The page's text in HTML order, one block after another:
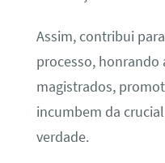
Assim, contribui
processo, honrando
magistrados,
incumbem da
verdade.